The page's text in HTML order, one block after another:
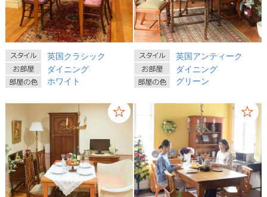
英国クラシック
ダイニング
ホワイト
英国アンティーク
ダイニング
グリーン